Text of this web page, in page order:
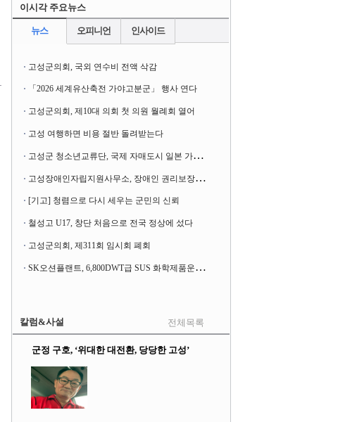
이시각 주요뉴스
뉴스 오피니언 인사이드
고성군의회, 국외 연수비 전액 삭감
「2026 세계유산축전 가야고분군」 행사 연다
고성군의회, 제10대 의회 첫 의원 월례회 열어
고성 여행하면 비용 절반 돌려받는다
고
성군 청소년교류단, 국제 자매도시 일본 가사오카시 찾아
고
성장애인자립지원사무소, 장애인 권리보장 촉구 1인 시위 벌여
[기고] 청렴으로 다시 세우는 군민의 신뢰
철성고 U17, 창단 처음으로 전국 정상에 섰다
고성군의회, 제311회 임시회 폐회
S
K오션플랜트, 6,800DWT급 SUS 화학제품운반선 2척 수주
칼럼&사설 전체목록
군정 구호, ‘위대한 대전환, 당당한 고성’